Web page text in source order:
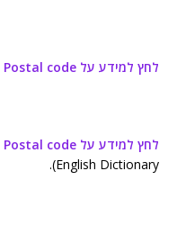
לחץ למידע על Postal code
לחץ למידע על Postal code
English Dictionary).